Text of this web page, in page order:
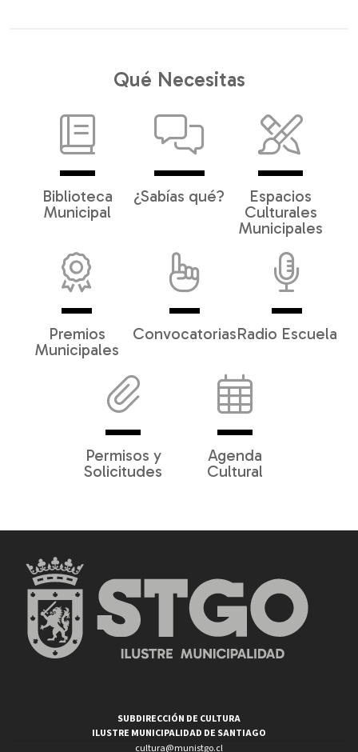
Qué Necesitas
Biblioteca
Municipal
¿Sabías qué?
Espacios
Culturales
Municipales
Premios
Municipales
ConvocatoriasRadio Escuela
Permisos y
Solicitudes
Agenda
Cultural
SUBDIRECCIÓN DE CULTURA
ILUSTRE MUNICIPALIDAD DE SANTIAGO
cultura@munistgo.cl